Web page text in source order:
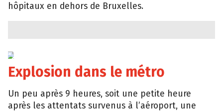
hôpitaux en dehors de Bruxelles.
Explosion dans le métro
Un peu après 9 heures, soit une petite heure
après les attentats survenus à l’aéroport, une